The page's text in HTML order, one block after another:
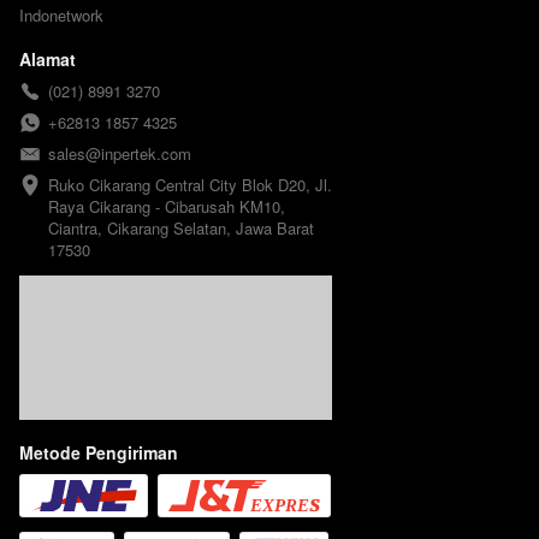
Indonetwork
Alamat
(021) 8991 3270
+62813 1857 4325
sales@inpertek.com
Ruko Cikarang Central City Blok D20, Jl.
Raya Cikarang - Cibarusah KM10,
Ciantra, Cikarang Selatan, Jawa Barat
17530
Metode Pengiriman